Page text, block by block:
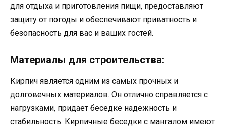
для отдыха и приготовления пищи, предоставляют
защиту от погоды и обеспечивают приватность и
безопасность для вас и ваших гостей.
Материалы для строительства:
Кирпич является одним из самых прочных и
долговечных материалов. Он отлично справляется с
нагрузками, придает беседке надежность и
стабильность. Кирпичные беседки с мангалом имеют